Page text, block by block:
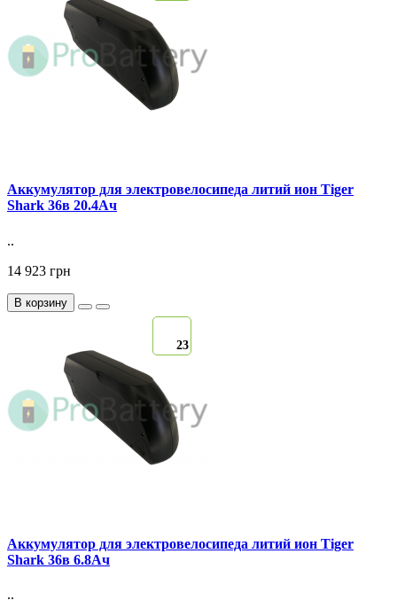
Аккумулятор для электровелосипеда литий ион Tiger
Shark 36в 20.4Ач
..
14 923 грн
В корзину
23
Аккумулятор для электровелосипеда литий ион Tiger
Shark 36в 6.8Ач
..